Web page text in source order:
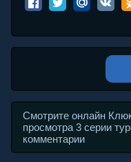
Смотрите онлайн
просмотра 3 серии
комментарии